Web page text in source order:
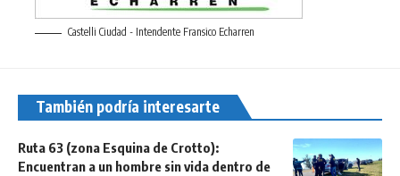
Castelli Ciudad - Intendente Fransico Echarren
También podría interesarte
Ruta 63 (zona Esquina de Crotto):
Encuentran a un hombre sin vida dentro de